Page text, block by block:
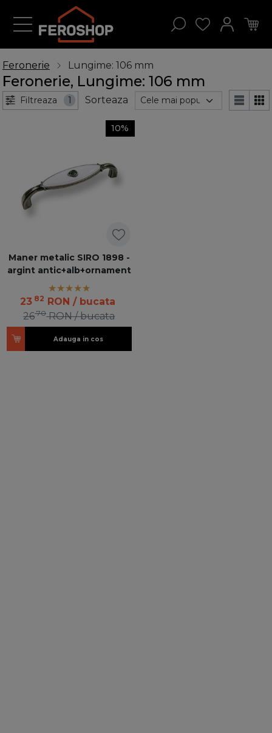
Feronerie Lungime: 106 mm
Feronerie, Lungime: 106 mm
Filtreaza 1 Sorteaza
10%
Maner metalic SIRO 1898 -
argint antic+alb+ornament
23 82 RON / bucata
2670 RON / bucata
Adauga in cos